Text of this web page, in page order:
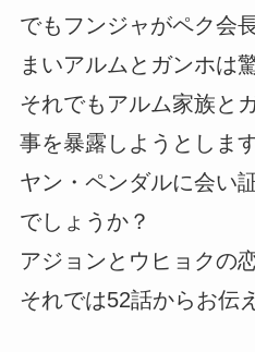
でもフンジャがペク会
まいアルムとガンホは
それでもアルム家族と
事を暴露しようとしま
ヤン・ペンダルに会い
でしょうか？
アジョンとウヒョクの
それでは52話からお伝